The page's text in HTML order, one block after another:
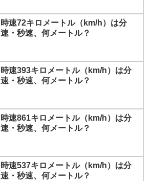
時速72キロメートル（km/h）は分
速・秒速、何メートル？
時速393キロメートル（km/h）は分
速・秒速、何メートル？
時速861キロメートル（km/h）は分
速・秒速、何メートル？
時速537キロメートル（km/h）は分
速・秒速、何メートル？